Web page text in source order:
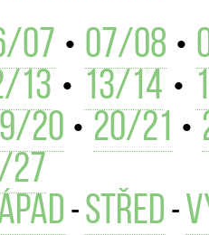
07 • 07/08 •
13 • 13/14 •
20 • 20/21 •
27
- střed -